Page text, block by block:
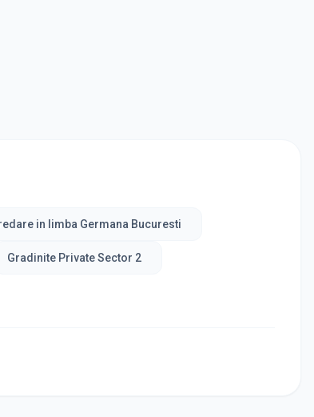
in limba Germana Bucuresti
Gradinite Private Sector 2